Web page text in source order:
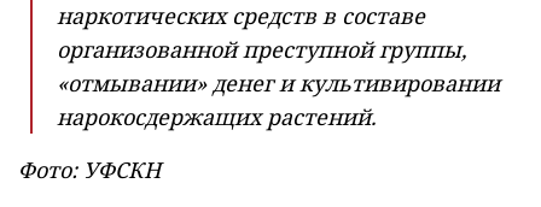
наркотических средств в составе
организованной преступной группы,
«отмывании» денег и культивировании
нарокосдержащих растений.
Фото: УФСКН